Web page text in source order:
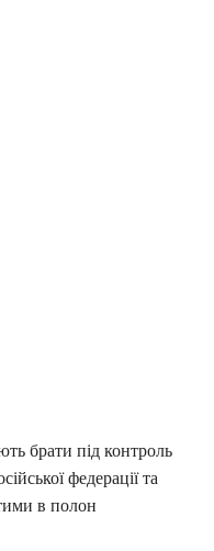
брати під контроль
федерації та
в полон